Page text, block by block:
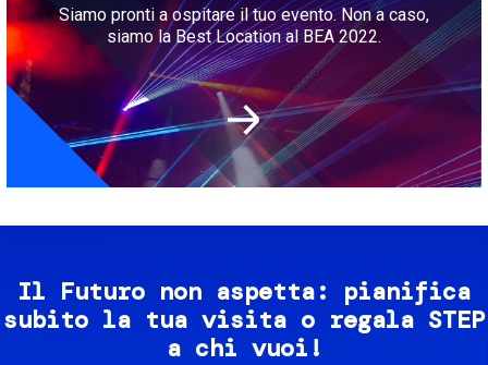
Siamo pronti a ospitare il tuo evento. Non a caso,
siamo la Best Location al BEA 2022.
Il Futuro non aspetta: pianifica
subito la tua visita o regala STEP
a chi vuoi!